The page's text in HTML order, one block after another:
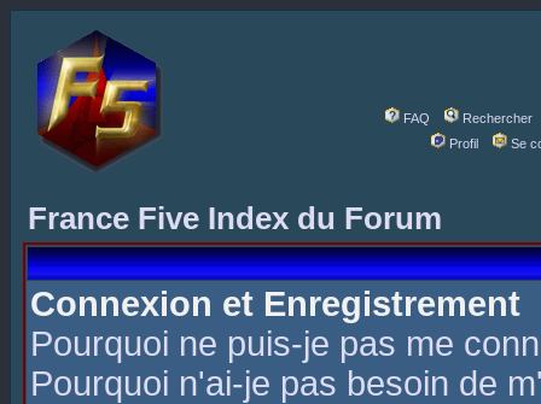
FAQ
Rechercher
Profil
Se
France Five Index du Forum
Connexion et Enregistrement
Pourquoi ne puis-je pas me
Pourquoi n'ai-je pas besoin de